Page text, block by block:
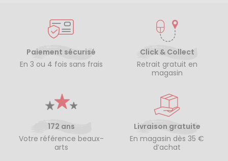
Paiement sécurisé
En 3 ou 4 fois sans frais
Click & Collect
Retrait gratuit en
magasin
172 ans
Votre référence beaux-
arts
Livraison gratuite
En magasin dès 35 €
d’achat